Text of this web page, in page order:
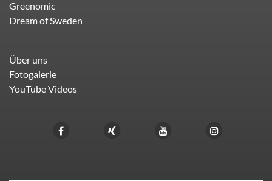
Greenomic
Dream of Sweden
Über uns
Fotogalerie
YouTube Videos